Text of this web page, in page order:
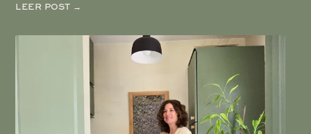
LEER POST →